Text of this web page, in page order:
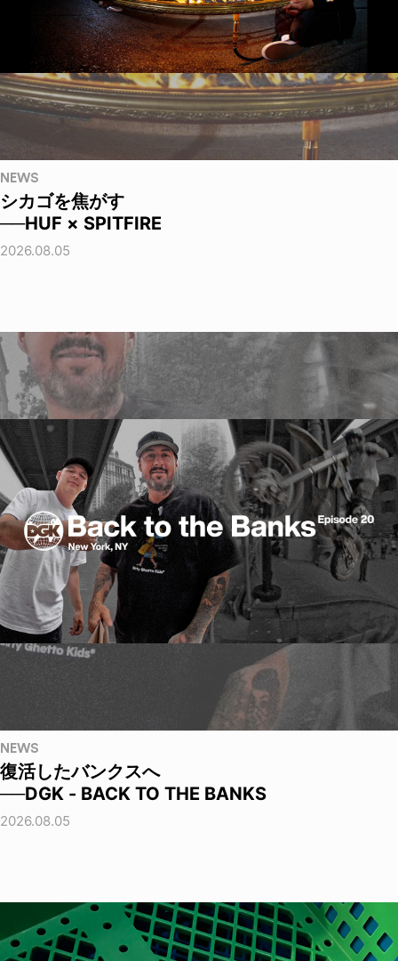
NEWS
シカゴを焦がす
──HUF × SPITFIRE
2026.08.05
NEWS
復活したバンクスへ
──DGK - BACK TO THE BANKS
2026.08.05